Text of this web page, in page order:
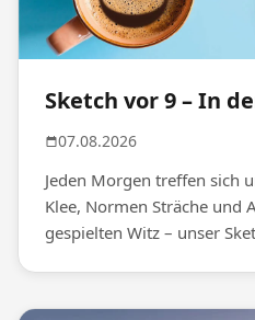
Sketch vor 9 – In
07.08.2026
Jeden Morgen treffen sich
Klee, Normen Sträche und
gespielten Witz – unser